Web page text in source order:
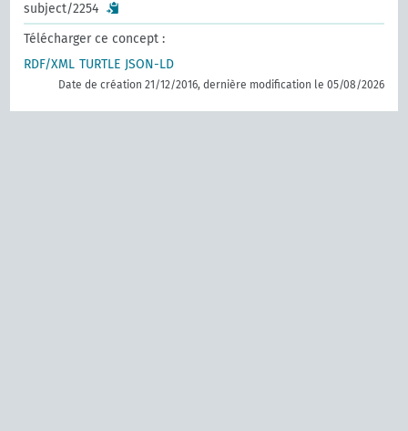
subject/2254
Télécharger ce concept :
RDF/XML TURTLE JSON-LD
Date de création 21/12/2016, dernière modification le 05/08/2026